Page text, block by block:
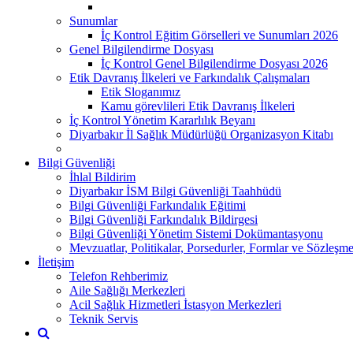
Sunumlar
İç Kontrol Eğitim Görselleri ve Sunumları 2026
Genel Bilgilendirme Dosyası
İç Kontrol Genel Bilgilendirme Dosyası 2026
Etik Davranış İlkeleri ve Farkındalık Çalışmaları
Etik Sloganımız
Kamu görevlileri Etik Davranış İlkeleri
İç Kontrol Yönetim Kararlılık Beyanı
Diyarbakır İl Sağlık Müdürlüğü Organizasyon Kitabı
Bilgi Güvenliği
İhlal Bildirim
Diyarbakır İSM Bilgi Güvenliği Taahhüdü
Bilgi Güvenliği Farkındalık Eğitimi
Bilgi Güvenliği Farkındalık Bildirgesi
Bilgi Güvenliği Yönetim Sistemi Dokümantasyonu
Mevzuatlar, Politikalar, Porsedurler, Formlar ve
İletişim
Telefon Rehberimiz
Aile Sağlığı Merkezleri
Acil Sağlık Hizmetleri İstasyon Merkezleri
Teknik Servis